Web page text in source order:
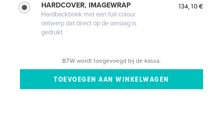
HARDCOVER, IMAGEWRAP
Hardbackboek met een full-colour
ontwerp dat direct op de omslag is
gedrukt
134,10 €
BTW wordt toegevoegd bij de kassa.